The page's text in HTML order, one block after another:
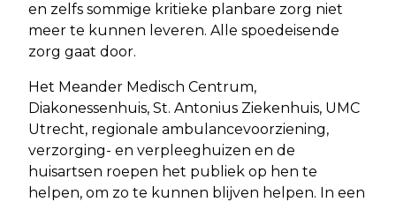
en zelfs sommige kritieke planbare zorg niet
meer te kunnen leveren. Alle spoedeisende
zorg gaat door.
Het Meander Medisch Centrum,
Diakonessenhuis, St. Antonius Ziekenhuis, UMC
Utrecht, regionale ambulancevoorziening,
verzorging- en verpleeghuizen en de
huisartsen roepen het publiek op hen te
helpen, om zo te kunnen blijven helpen. In een